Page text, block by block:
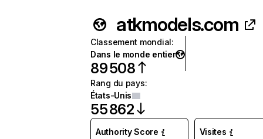
atkmodels.com
Classement mondial:
Dans le monde entier
89 508
Rang du pays:
États-Unis
55 862
Authority Score Visites